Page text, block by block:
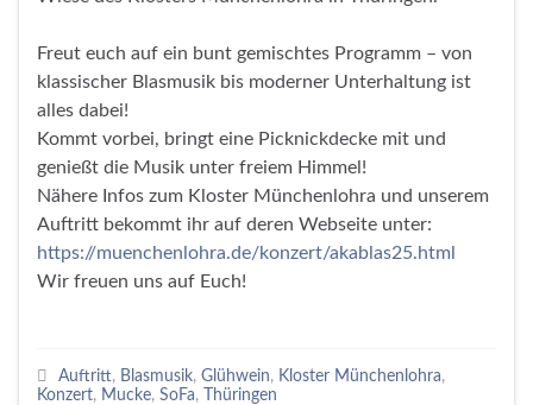
Freut euch auf ein bunt gemischtes Programm – von
klassischer Blasmusik bis moderner Unterhaltung ist
alles dabei!
Kommt vorbei, bringt eine Picknickdecke mit und
genießt die Musik unter freiem Himmel!
Nähere Infos zum Kloster Münchenlohra und unserem
Auftritt bekommt ihr auf deren Webseite unter:
https://muenchenlohra.de/konzert/akablas25.html
Wir freuen uns auf Euch!
Auftritt, Blasmusik, Glühwein, Kloster Münchenlohra,
Konzert, Mucke, SoFa, Thüringen